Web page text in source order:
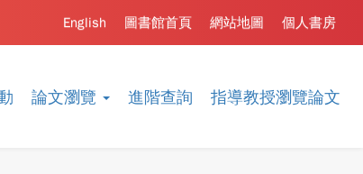
論文瀏覽 進階查詢 指導教授瀏覽論文
個人書房
網站地圖
圖書館首頁
English